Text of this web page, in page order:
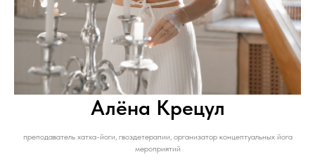
Алёна Крецул
преподаватель хатха-йоги, гвоздетерапии, организатор концептуальных йога
мероприятий